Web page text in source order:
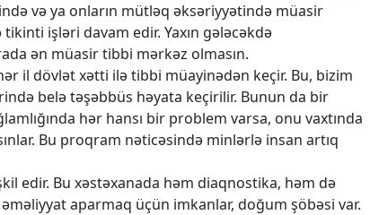
və ya onların mütləq əksəriyyətində müasir
işləri davam edir. Yaxın gələcəkdə
ən müasir tibbi mərkəz olmasın.
il dövlət xətti ilə tibbi müayinədən keçir. Bu, bizim
belə təşəbbüs həyata keçirilir. Bunun da bir
hər hansı bir problem varsa, onu vaxtında
Bu proqram nəticəsində minlərlə insan artıq
edir. Bu xəstəxanada həm diaqnostika, həm də
aparmaq üçün imkanlar, doğum şöbəsi var.